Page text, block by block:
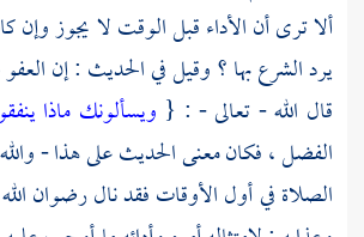
ألا ترى أن الأداء قبل الوقت لا يجوز وإن
يرد الشرع بها ؟ وقيل في الحديث : إن
قال الله - تعالى - : { ويسألونك ماذا
الفضل ، فكان معنى الحديث على هذا -
الصلاة في أول الأوقات فقد نال رضوان